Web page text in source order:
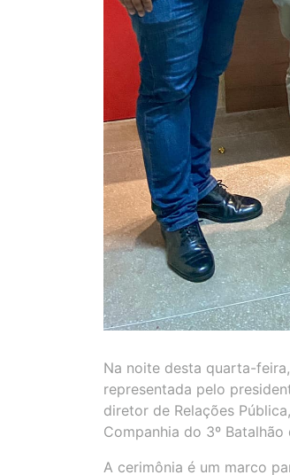
Na noite desta quarta-
representada pelo
diretor de Relações
Companhia do 3º
A cerimônia é um marco